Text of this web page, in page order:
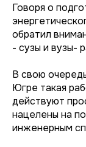
Говоря о
обратил
- сузы и вузы-
В свою
Югре такая
действуют
нацелены на
инженерным